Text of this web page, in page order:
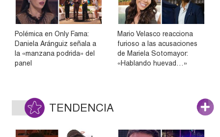
Polémica en Only Fama:
Daniela Aránguiz señala a
la «manzana podrida» del
panel
Mario Velasco reacciona
furioso a las acusaciones
de Mariela Sotomayor:
«Hablando huevad…»
TENDENCIA